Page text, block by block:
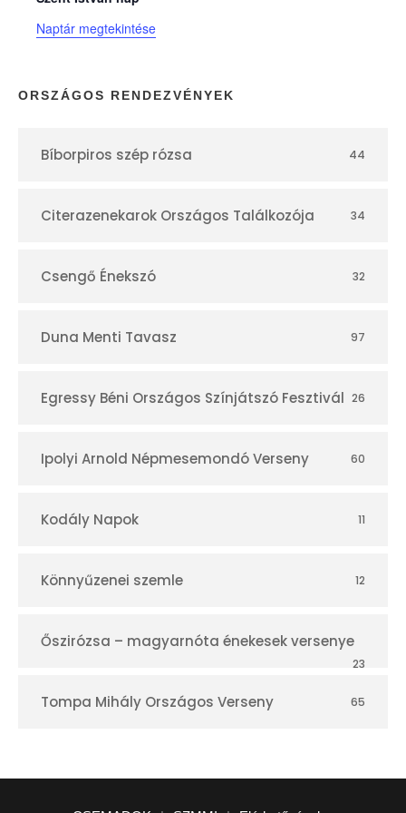
a
p
r
Naptár megtekintése
ORSZÁGOS RENDEZVÉNYEK
Bíborpiros szép rózsa 44
Citerazenekarok Országos Találkozója 34
Csengő Énekszó 32
Duna Menti Tavasz 97
Egressy Béni Országos Színjátszó Fesztivál 26
Ipolyi Arnold Népmesemondó Verseny 60
Kodály Napok 11
Könnyűzenei szemle 12
Őszirózsa – magyarnóta énekesek versenye
23
Tompa Mihály Országos Verseny 65